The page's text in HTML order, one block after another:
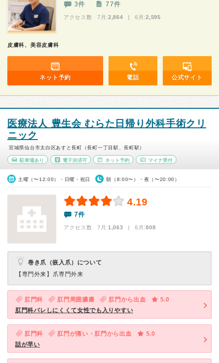
3件 77件
アクセス数 7月:2,864 | 6月:2,595
皮膚科、美容皮膚科
ネット予約 電話 公式サイト
医療法人 豊生会 むらた日帰り外科手術クリ
ニック
宮城県仙台市太白区あすと長町（長町一丁目駅、長町駅）
駐車場あり 電子決済可 ネット予約 マイナ受付
土曜（〜12:00）・日曜・祝日 朝（8:00〜）・夜（〜20:00）
4.19
7件
アクセス数 7月:1,063 | 6月:808
巻き爪（嵌入爪）について
【専門外来】 爪専門外来
肛門科 肛門周囲膿瘍 肛門から出血
5.0
肛門科バレしにくくて女性でも入りやすい
肛門科 肛門が痛い・肛門から出血
5.0
話が早い